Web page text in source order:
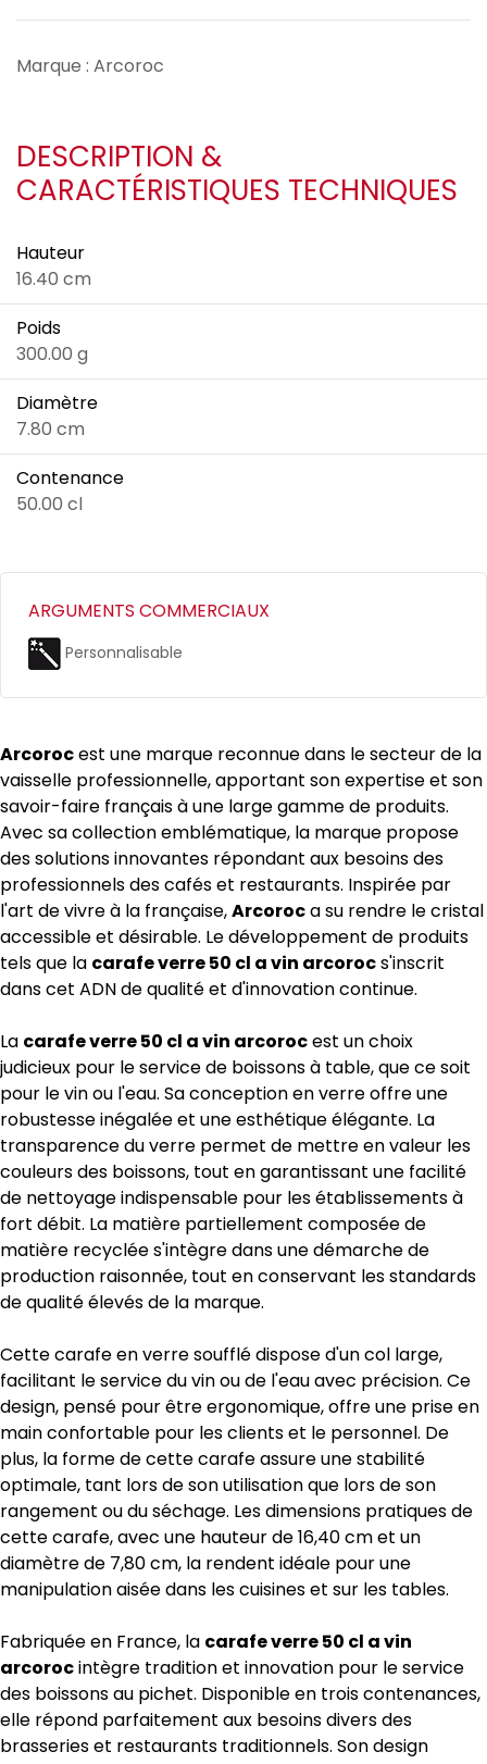
Marque : Arcoroc
DESCRIPTION &
CARACTÉRISTIQUES TECHNIQUES
Hauteur
16.40 cm
Poids
300.00 g
Diamètre
7.80 cm
Contenance
50.00 cl
ARGUMENTS COMMERCIAUX
Personnalisable
Arcorocest une marque reconnue dans le secteur de la
vaisselle professionnelle, apportant son expertise et son
savoir-faire français à une large gamme de produits.
Avec sa collection emblématique, la marque propose
des solutions innovantes répondant aux besoins des
professionnels des cafés et restaurants. Inspirée par
l'art de vivre à la française,Arcoroca su rendre le cristal
accessible et désirable. Le développement de produits
tels que la carafe verre 50 cl a vin arcorocs'inscrit
dans cet ADN de qualité et d'innovation continue.
La carafe verre 50 cl a vin arcorocest un choix
judicieux pour le service de boissons à table, que ce soit
pour le vin ou l'eau. Sa conception en verre offre une
robustesse inégalée et une esthétique élégante. La
transparence du verre permet de mettre en valeur les
couleurs des boissons, tout en garantissant une facilité
de nettoyage indispensable pour les établissements à
fort débit. La matière partiellement composée de
matière recyclée s'intègre dans une démarche de
production raisonnée, tout en conservant les standards
de qualité élevés de la marque.
Cette carafe en verre soufflé dispose d'un col large,
facilitant le service du vin ou de l'eau avec précision. Ce
design, pensé pour être ergonomique, offre une prise en
main confortable pour les clients et le personnel. De
plus, la forme de cette carafe assure une stabilité
optimale, tant lors de son utilisation que lors de son
rangement ou du séchage. Les dimensions pratiques de
cette carafe, avec une hauteur de 16,40 cm et un
diamètre de 7,80 cm, la rendent idéale pour une
manipulation aisée dans les cuisines et sur les tables.
Fabriquée en France, la carafe verre 50 cl a vin
arcorocintègre tradition et innovation pour le service
des boissons au pichet. Disponible en trois contenances,
elle répond parfaitement aux besoins divers des
brasseries et restaurants traditionnels. Son design